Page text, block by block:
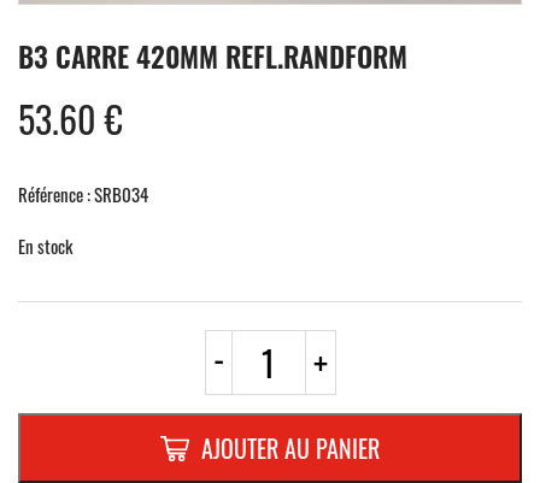
B3 CARRE 420MM REFL.RANDFORM
53.60€
Référence : SRB034
En stock
- quantité
B3
CARRE
420mm
REFL.RANDFORM
+
AJOUTER AU PANIER